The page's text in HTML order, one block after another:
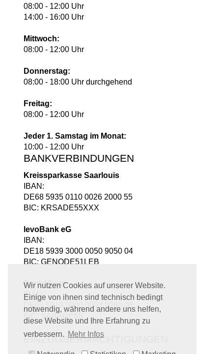
Wir nutzen Cookies auf unserer Website.
Einige von ihnen sind technisch bedingt
notwendig, während andere uns helfen,
diese Website und Ihre Erfahrung zu
verbessern. Mehr Infos
08:00 - 12:00 Uhr
14:00 - 16:00 Uhr
Mittwoch:
08:00 - 12:00 Uhr
Donnerstag:
08:00 - 18:00 Uhr durchgehend
Freitag:
08:00 - 12:00 Uhr
Jeder 1. Samstag im Monat:
10:00 - 12:00 Uhr
BANKVERBINDUNGEN
Kreissparkasse Saarlouis
IBAN:
DE68 5935 0110 0026 2000 55
BIC: KRSADE55XXX
levoBank eG
IBAN:
DE18 5939 3000 0050 9050 04
BIC: GENODE51LEB
Bank1Saar
IBAN:
DE03 5919 0000 0002 9260 08
BIC: SABADE5S
EINZUGSERMÄCHTIGUNGEN